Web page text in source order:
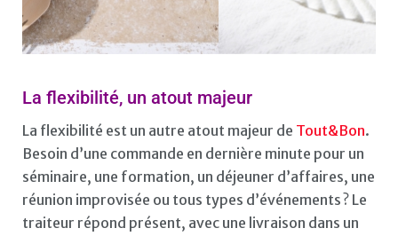
La flexibilité, un atout majeur
La flexibilité est un autre atout majeur de Tout&Bon.
Besoin d’une commande en dernière minute pour un
séminaire, une formation, un déjeuner d’affaires, une
réunion improvisée ou tous types d’événements ? Le
traiteur répond présent, avec une livraison dans un